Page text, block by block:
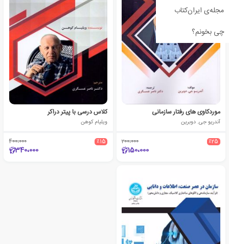
مجله‌ی ایران‌کتاب
چی بخونم؟
موردکاوی های رفتار سازمانی
آندریو جی. دوبرین
٪25 200،000
150،000
کلاس درسی با پیتر دراکر
ویلیام کوهن
٪15 400،000
340،000